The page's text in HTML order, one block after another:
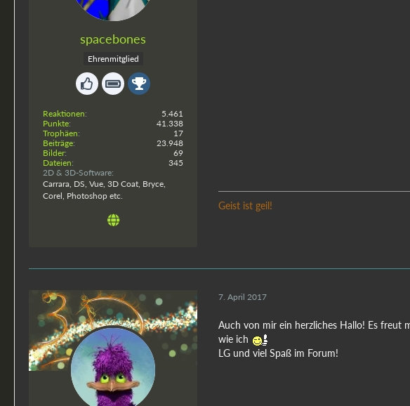
spacebones
Ehrenmitglied
Reaktionen
5.461
Punkte
41.338
Trophäen
17
Beiträge
23.948
Bilder
69
Dateien
345
2D & 3D-Software
Carrara, DS, Vue, 3D Coat, Bryce,
Corel, Photoshop etc.
Geist ist geil!
7. April 2017
Auch von mir ein herzliches Hallo! Es freut
wie ich
LG und viel Spaß im Forum!